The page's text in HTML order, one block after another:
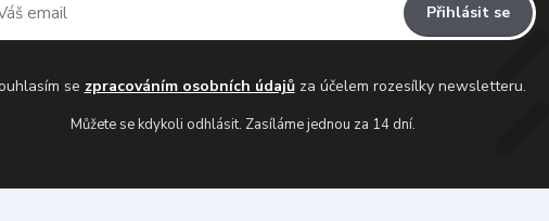
Přihlásit se
se zpracováním osobních údajůza účelem rozesílky newsletteru.
Můžete se kdykoli odhlásit. Zasíláme jednou za 14 dní.